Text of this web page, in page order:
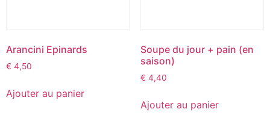
Arancini Epinards
€ 4,50
Ajouter au panier
Soupe du jour + pain (en
saison)
€ 4,40
Ajouter au panier